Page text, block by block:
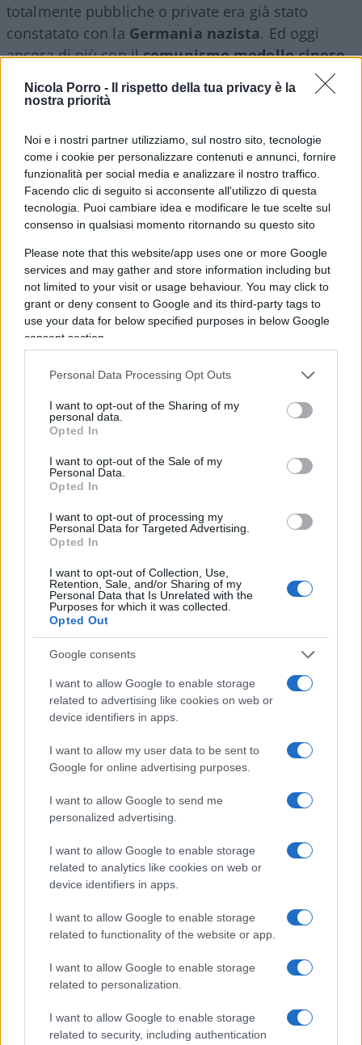
Nicola Porro -
Il rispetto della tua privacy è la
nostra priorità
Noi e i nostri partner utilizziamo, sul nostro sito, tecnologie
come i cookie per personalizzare contenuti e annunci, fornire
funzionalità per social media e analizzare il nostro traffico.
Facendo clic di seguito si acconsente all'utilizzo di questa
tecnologia. Puoi cambiare idea e modificare le tue scelte sul
consenso in qualsiasi momento ritornando su questo sito
Please note that this website/app uses one or more Google
services and may gather and store information including but
not limited to your visit or usage behaviour. You may click to
grant or deny consent to Google and its third-party tags to
use your data for below specified purposes in below Google
consent section.
Personal Data Processing Opt Outs
I want to opt-out of the Sharing of my
personal data.
Opted In
I want to opt-out of the Sale of my
Personal Data.
Opted In
I want to opt-out of processing my
Personal Data for Targeted Advertising.
Opted In
I want to opt-out of Collection, Use,
Retention, Sale, and/or Sharing of my
Personal Data that Is Unrelated with the
Purposes for which it was collected.
Opted Out
Google consents
I want to allow Google to enable storage
related to advertising like cookies on web or
device identifiers in apps.
I want to allow my user data to be sent to
Google for online advertising purposes.
I want to allow Google to send me
personalized advertising.
I want to allow Google to enable storage
related to analytics like cookies on web or
device identifiers in apps.
I want to allow Google to enable storage
related to functionality of the website or app.
I want to allow Google to enable storage
related to personalization.
I want to allow Google to enable storage
related to security, including authentication
totalmente pubbliche o private era già stato
constatato con la Germania nazista. Ed oggi
ancora di più con ilcomunismo modello cinese.
Non capisco il perché di errori così grossolani da
parte di studiosi attenti e seri. Si erano tutti fatti
Mi colpiscono due cosein questa esaltazione
dell’economia nazista tedesca e comunista cinese.
Latotale mancanza di rigore morale e
intellettualedi chi, pur studioso di scienze
sociali, crede che un mix di azioni giuridiche e
rispettose dell’altro e azioni, invece, violente e
aggressive sia da preferirsi a un ordine di
giustizia.
regimi più feroci e totalitari, e in qualche modo
più efficaci nel conseguire tali risultati, abbiano
proprio adottato quell’economia mista che riesce
a corrompere i soggetti liberi, legandoli
Carlo Lottieri, 22 maggio 2026
Nicolaporro.it è anche su Whatsapp. È
sufficientecliccare qui
essere sempre aggiornati (gratis).
#COMUNISMO
#ECONOMIA MISTA
#MERCATO
#NAZISMO
11
Vignetta del 04/08/2026
Vai all'archivio delle vignette